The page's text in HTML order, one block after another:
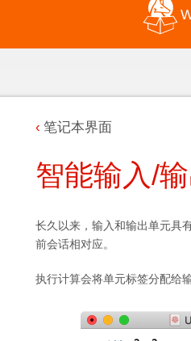
笔记本界面
智能输入/
长久以来，输入和输出单元具
前会话相对应。
执行计算会将单元标签分配给